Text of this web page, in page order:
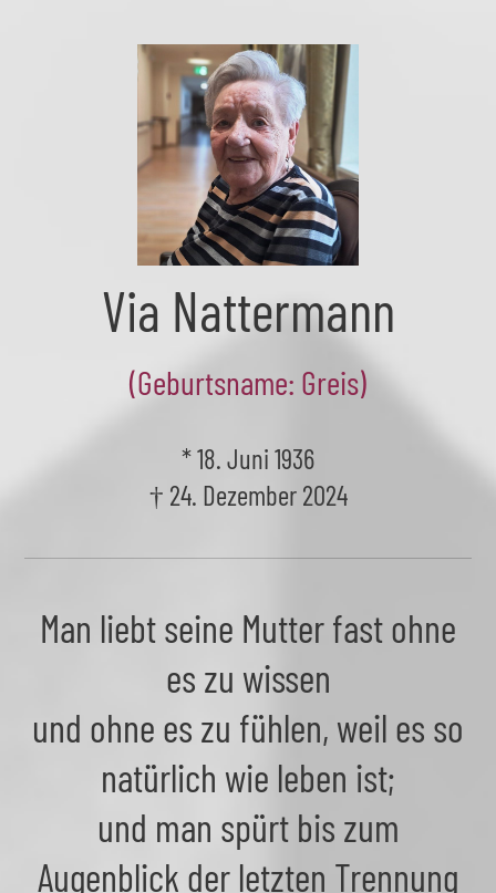
Via Nattermann
(Geburtsname: Greis)
* 18. Juni 1936
† 24. Dezember 2024
Man liebt seine Mutter fast ohne
es zu wissen
und ohne es zu fühlen, weil es so
natürlich wie leben ist;
und man spürt bis zum
Augenblick der letzten Trennung